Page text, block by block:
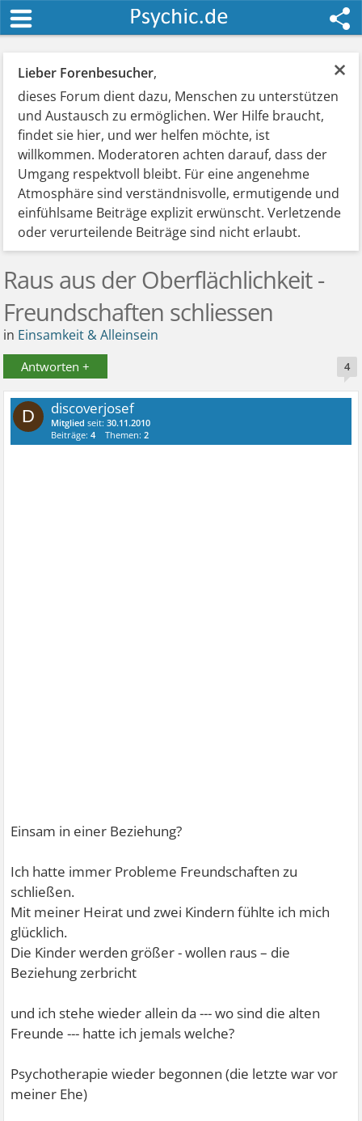
×
Lieber Forenbesucher,
dieses Forum dient dazu, Menschen zu unterstützen
und Austausch zu ermöglichen. Wer Hilfe braucht,
findet sie hier, und wer helfen möchte, ist
willkommen. Moderatoren achten darauf, dass der
Umgang respektvoll bleibt. Für eine angenehme
Atmosphäre sind verständnisvolle, ermutigende und
einfühlsame Beiträge explizit erwünscht. Verletzende
oder verurteilende Beiträge sind nicht erlaubt.
Raus aus der Oberflächlichkeit -
Freundschaften schliessen
in Einsamkeit & Alleinsein
Antworten + 4
D discoverjosef
Mitglied seit:30.11.2010
Beiträge:4 Themen:2
Einsam in einer Beziehung?
Ich hatte immer Probleme Freundschaften zu
schließen.
Mit meiner Heirat und zwei Kindern fühlte ich mich
glücklich.
Die Kinder werden größer - wollen raus – die
Beziehung zerbricht
und ich stehe wieder allein da --- wo sind die alten
Freunde --- hatte ich jemals welche?
Psychotherapie wieder begonnen (die letzte war vor
meiner Ehe)